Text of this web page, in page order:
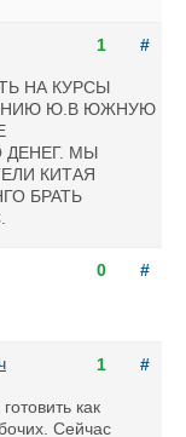
1 #
НА КУРСЫ
Ю.В ЮЖНУЮ
ДЕНЕГ. МЫ
КИТАЯ
БРАТЬ
0 #
1 #
как
Сейчас